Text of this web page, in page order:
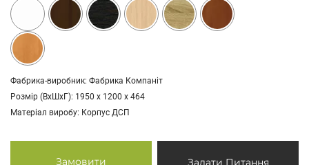
Фабрика-виробник: Фабрика Компаніт
Розмір (ВхШхГ): 1950 х 1200 х 464
Матеріал виробу: Корпус ДСП
Замовити Задати Питання